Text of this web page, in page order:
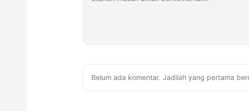
Belum ada komentar. Jadilah yang pertama